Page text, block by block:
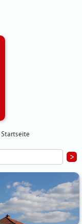
Startseite